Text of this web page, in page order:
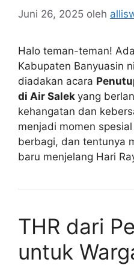
Juni 26, 2025 oleh
Halo teman-teman!
Kabupaten Banyuasin
diadakan acara
di Air Salek yang
kehangatan dan
menjadi momen
berbagi, dan tentunya
baru menjelang Hari
THR dari
untuk